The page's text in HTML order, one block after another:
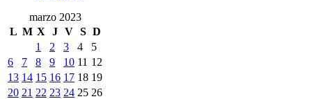
marzo 2023
L M X J V S D
1
2 3 4
5
6
7 8 9 10 11 12
13 14 15 16 17 18 19
20 21 22 23 24 25 26